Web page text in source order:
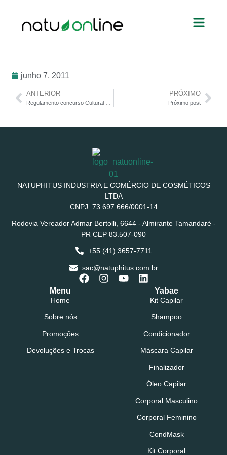
junho 7, 2011
ANTERIOR PRÓXIMO
Próximo post
NATUPHITUS INDUSTRIA E COMÉRCIO DE COSMÉTICOS
LTDA
CNPJ: 73.697.666/0001-14
Rodovia Vereador Admar Bertolli, 6644 - Almirante Tamandaré -
PR CEP 83.507-090
+55 (41) 3657-7711
sac@natuphitus.com.br
Menu
Home
Sobre nós
Promoções
Devoluções e Trocas
Yabae
Kit Capilar
Shampoo
Condicionador
Máscara Capilar
Finalizador
Óleo Capilar
Corporal Masculino
Corporal Feminino
CondMask
Kit Corporal